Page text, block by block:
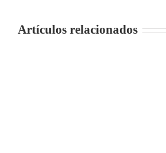
Artículos relacionados